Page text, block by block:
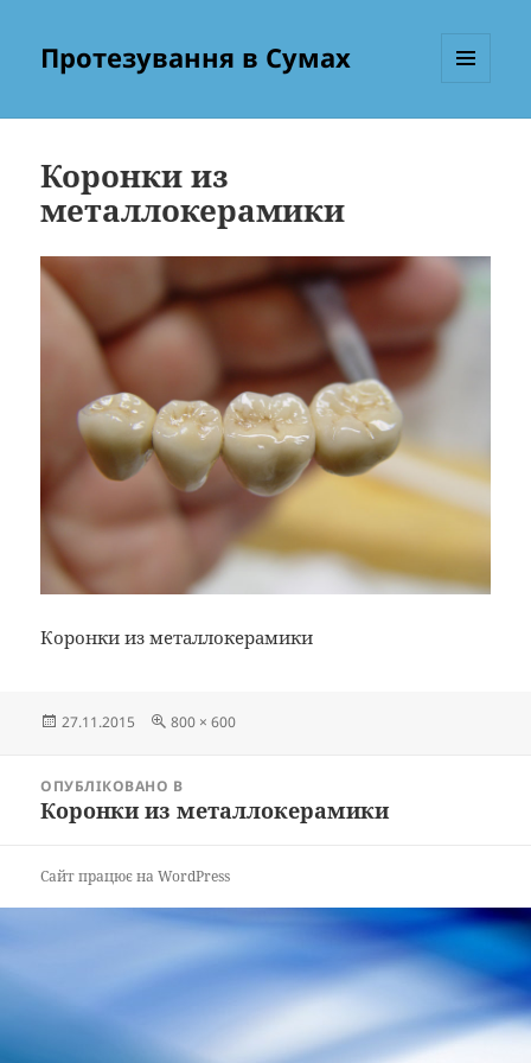
Протезування в Сумах
Коронки из
металлокерамики
Коронки из металлокерамики
Опубліковано
27.11.2015
Повний
800 × 600
записівОПУБЛІКОВАНО В
Коронки из металлокерамики
Сайт працює на WordPress